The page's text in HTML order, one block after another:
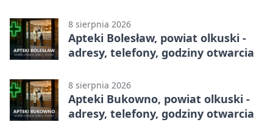
8 sierpnia 2026
Apteki Bolesław, powiat olkuski -
adresy, telefony, godziny otwarcia
8 sierpnia 2026
Apteki Bukowno, powiat olkuski -
adresy, telefony, godziny otwarcia